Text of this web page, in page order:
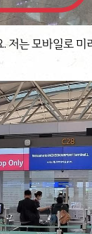
저는 모바일로